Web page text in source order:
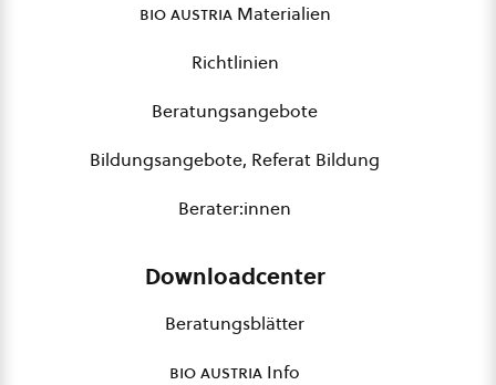
bio austriaMaterialien
Richtlinien
Beratungsangebote
Bildungsangebote, Referat Bildung
Berater:innen
Downloadcenter
Beratungsblätter
bio austria Info